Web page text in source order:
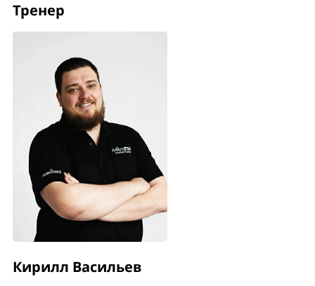
Тренер
Кирилл Васильев